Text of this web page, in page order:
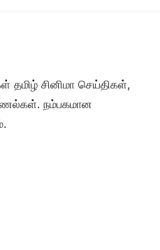
தமிழ் சினிமா செய்திகள்,
நம்பகமான